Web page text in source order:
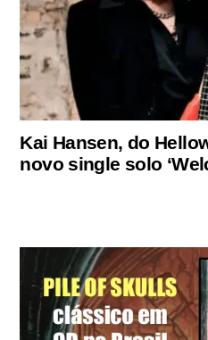
Kai Hansen, do
novo single solo